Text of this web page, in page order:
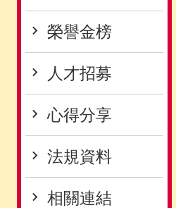
榮譽金榜
人才招募
心得分享
法規資料
相關連結